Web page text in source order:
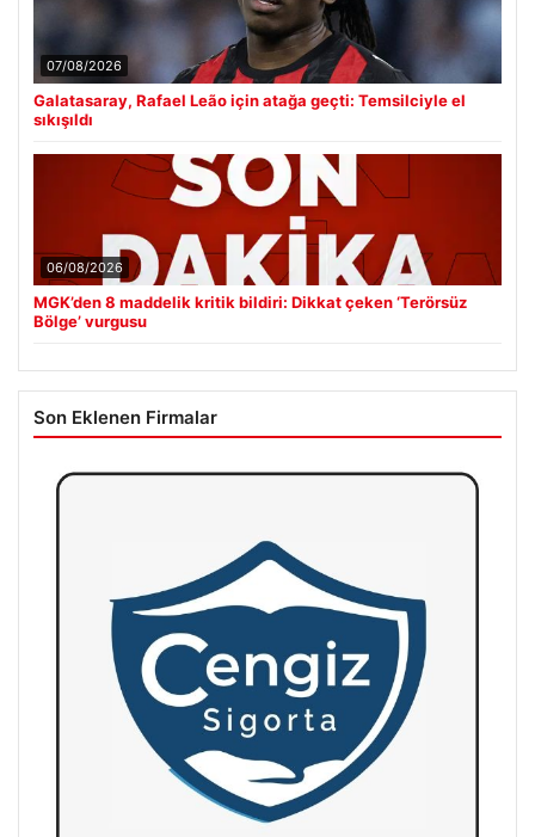
07/08/2026
Galatasaray, Rafael Leão için atağa geçti: Temsilciyle el
sıkışıldı
06/08/2026
MGK’den 8 maddelik kritik bildiri: Dikkat çeken ‘Terörsüz
Bölge’ vurgusu
Son Eklenen Firmalar